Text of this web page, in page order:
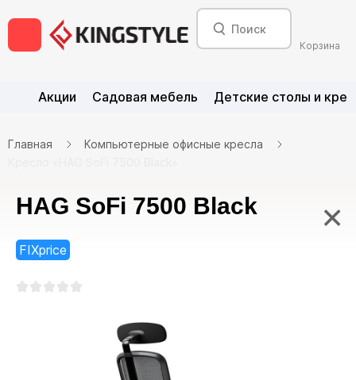
Корзина
Акции Садовая мебель Детские столы и
Главная
Компьютерные офисные кресла
HAG SoFi 7500 Black
FIXprice
×